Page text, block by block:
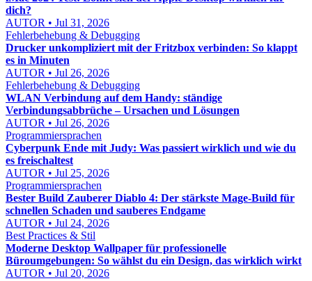
dich?
AUTOR • Jul 31, 2026
Fehlerbehebung & Debugging
Drucker unkompliziert mit der Fritzbox verbinden: So klappt
es in Minuten
AUTOR • Jul 26, 2026
Fehlerbehebung & Debugging
WLAN Verbindung auf dem Handy: ständige
Verbindungsabbrüche – Ursachen und Lösungen
AUTOR • Jul 26, 2026
Programmiersprachen
Cyberpunk Ende mit Judy: Was passiert wirklich und wie du
es freischaltest
AUTOR • Jul 25, 2026
Programmiersprachen
Bester Build Zauberer Diablo 4: Der stärkste Mage-Build für
schnellen Schaden und sauberes Endgame
AUTOR • Jul 24, 2026
Best Practices & Stil
Moderne Desktop Wallpaper für professionelle
Büroumgebungen: So wählst du ein Design, das wirklich wirkt
AUTOR • Jul 20, 2026